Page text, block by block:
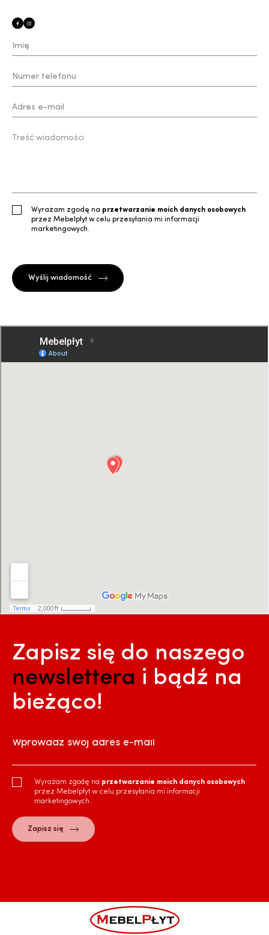
Wyrażam zgodę na przetwarzanie moich danych osobowych
przez Mebelpłyt w celu przesyłania mi informacji
marketingowych.
Zapisz się do naszego
newslettera i bądź na
bieżąco!
Wprowadź swój adres e-mail
Wyrażam zgodę na przetwarzanie moich danych osobowych
przez Mebelpłyt w celu przesyłania mi informacji
marketingowych.